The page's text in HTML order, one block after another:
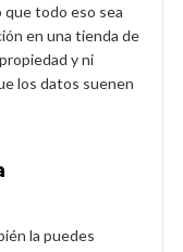
todo eso sea
en una tienda de
y ni
los datos suenen
la puedes